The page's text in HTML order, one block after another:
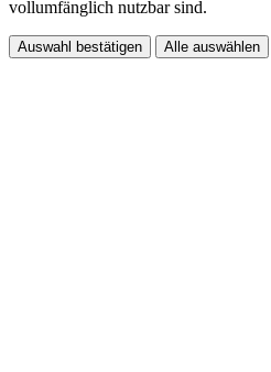
vollumfänglich nutzbar sind.
Auswahl bestätigen Alle auswählen